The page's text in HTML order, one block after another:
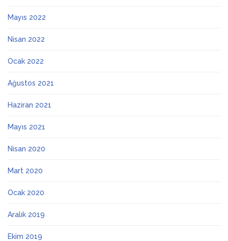
Mayıs 2022
Nisan 2022
Ocak 2022
Ağustos 2021
Haziran 2021
Mayıs 2021
Nisan 2020
Mart 2020
Ocak 2020
Aralık 2019
Ekim 2019